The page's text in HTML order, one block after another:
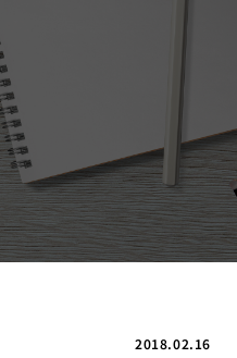
2018.02.16